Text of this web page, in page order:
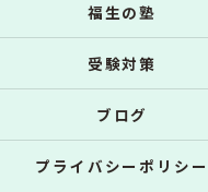
福生の塾
受験対策
ブログ
プライバシーポリシー